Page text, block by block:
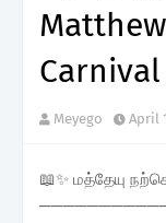
Carnival
Meyego April
📖✨ மத்தேயு